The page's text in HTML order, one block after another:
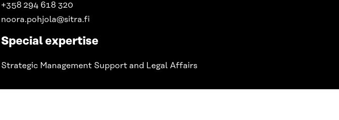
+358 294 618 320
noora.pohjola@sitra.fi
Special expertise
Strategic Management Support and Legal Affairs